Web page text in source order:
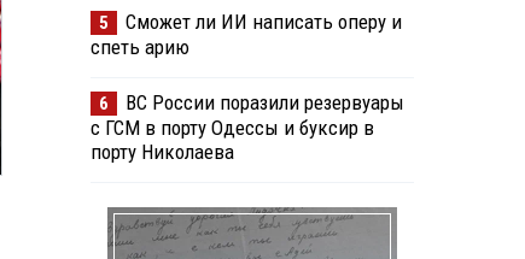
5
Сможет ли ИИ написать оперу и
спеть арию
6
ВС России поразили резервуары
с ГСМ в порту Одессы и буксир в
порту Николаева